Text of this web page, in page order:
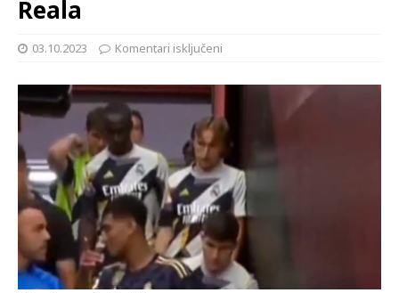
Reala
03.10.2023 Komentari isključeni